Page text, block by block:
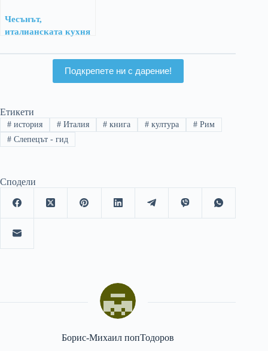
Чесънът,
италианската кухня
Подкрепете ни с дарение!
Етикети
#история #Италия # книга # култура # Рим
#Слепецът - гид
Сподели
Борис-Михаил попТодоров